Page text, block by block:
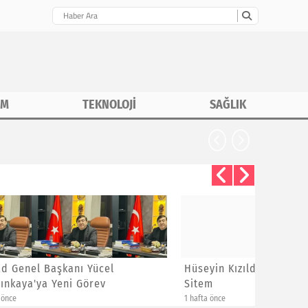
TEKNOLOJİ SAĞLIK
Hüseyin Kızıldaş'dan Ayrılanlara
Sitem